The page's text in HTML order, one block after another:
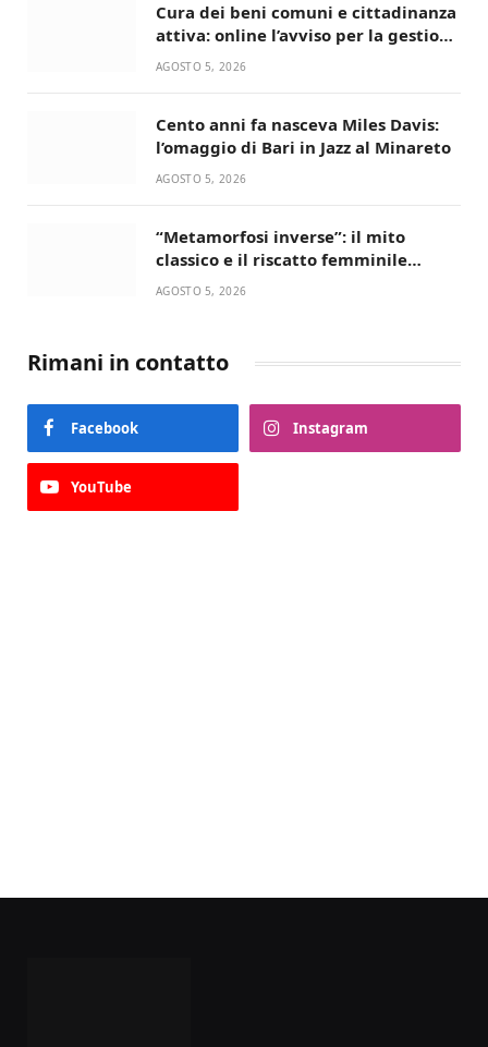
Cura dei beni comuni e cittadinanza
attiva: online l’avviso per la gestione
condivisa della Villetta di Laureto
AGOSTO 5, 2026
Cento anni fa nasceva Miles Davis:
l’omaggio di Bari in Jazz al Minareto
AGOSTO 5, 2026
“Metamorfosi inverse”: il mito
classico e il riscatto femminile
incantano la Selva di Fasano
AGOSTO 5, 2026
Rimani in contatto
Facebook Instagram
YouTube